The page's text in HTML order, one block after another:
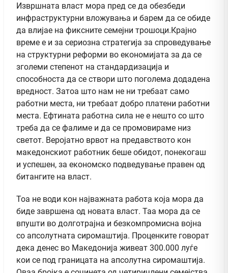
Извршната власт мора пред се да обезбеди
инфраструктурни вложувања и барем да се обиде
да влијае на фиксните семејни трошоци.Крајно
време е и за сериозна стратегија за спроведување
на структурни реформи во економијата за да се
зголеми степенот на стандардизација и
способноста да се створи што поголема додадена
вредност. Затоа што нам не ни требаат само
работни места, ни требаат добро платени работни
места. Ефтината работна сила не е нешто со што
треба да се фалиме и да се промовираме низ
светот. Веројатно врвот на предавството кон
македонскиот работник беше обидот, понекогаш
и успешен, за економско подведување правен од
битангите на власт.
Тоа не води кон најважната работа која мора да
биде завршена од новата власт. Таа мора да се
впушти во долготрајна и безкомпромисна војна
со апсолутната сиромаштија. Проценките говорат
дека денес во Македонија живеат 300.000 луѓе
кои се под границата на апсолутна сиромаштија.